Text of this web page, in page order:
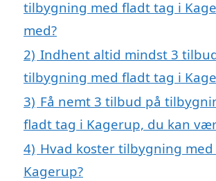
tilbygning med fladt tag i
med?
2) Indhent altid mindst 3
tilbygning med fladt tag i
3) Få nemt 3 tilbud på
fladt tag i Kagerup, du kan
4) Hvad koster tilbygning
Kagerup?